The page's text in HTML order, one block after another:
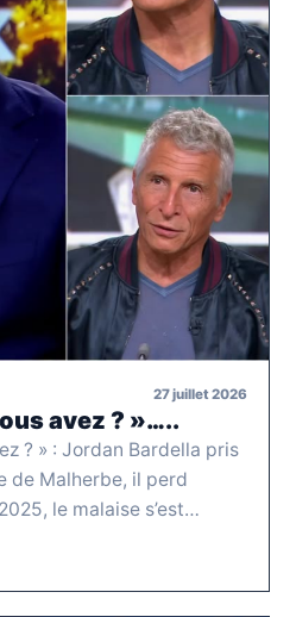
27 juillet 2026
avez ? »…..
? » : Jordan Bardella pris
de Malherbe, il perd
le malaise s’est…